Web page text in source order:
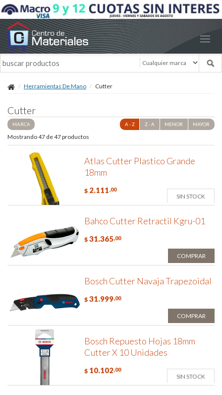
Herramientas De Mano Cutter
Cutter
MARCA A - Z Z - A MENOR MAYOR
Mostrando 47 de 47 productos
Atlas Cutter Plastico Grande
18mm
$ 2.111,00
SIN STOCK
Bahco Cutter Retractil Kgru-01
$ 31.365,00
COMPRAR
Bosch Cutter Navaja Trapezoidal
$ 31.999,00
COMPRAR
Bosch Repuesto Hojas 18mm
Cutter X 10 Unidades
$ 10.102,00
SIN STOCK